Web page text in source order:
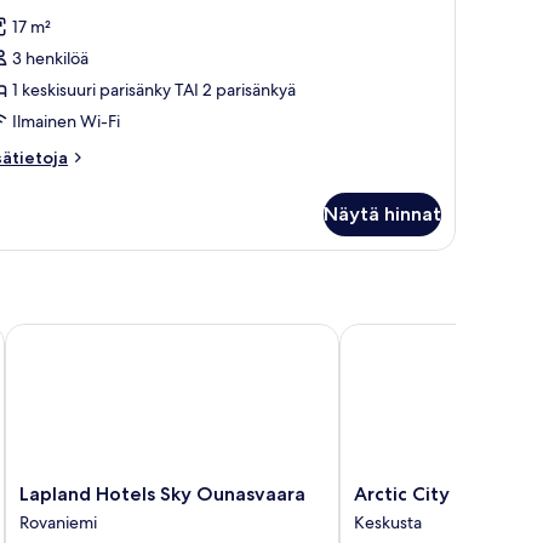
17 m²
3 henkilöä
1 keskisuuri parisänky TAI 2 parisänkyä
Ilmainen Wi-Fi
Näytä hinnat
Lapland
Hotels
Sky
Lapland Hotels Sky Ounasvaara
Rovaniemi
Lapland Hotels Sky Ounasvaara
Arctic
City
Hotel
Arctic City Hotel
Keskusta
Arctic City Hotel